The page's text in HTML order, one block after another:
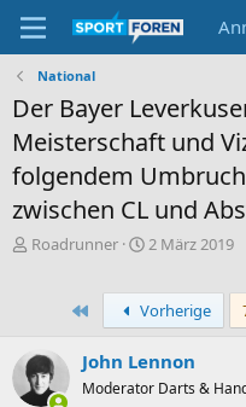
National
Der Bayer
Meisterschaft und
folgendem
zwischen CL und
E
l
l
e
Roadrunner
E
t
e
l
t
2 März 2019
Erste Vorherige
John Lennon
Moderator Darts &